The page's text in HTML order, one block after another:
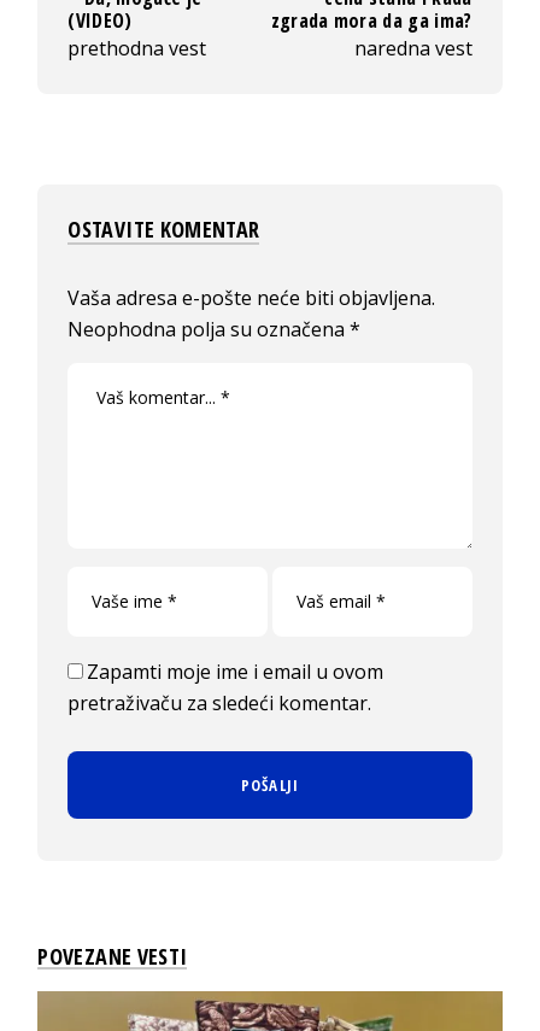
(VIDEO)
prethodna vest
zgrada mora da ga ima?
naredna vest
OSTAVITE KOMENTAR
Vaša adresa e-pošte neće biti objavljena.
Neophodna polja su označena*
Zapamti moje ime i email u ovom
pretraživaču za sledeći komentar.
POVEZANE VESTI